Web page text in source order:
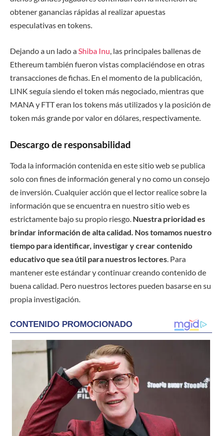
obtener ganancias rápidas al realizar apuestas
especulativas en tokens.
Dejando a un lado a Shiba Inu , las principales ballenas de
Ethereum también fueron vistas complaciéndose en otras
transacciones de fichas. En el momento de la publicación,
LINK seguía siendo el token más negociado, mientras que
MANA y FTT eran los tokens más utilizados y la posición de
token más grande por valor en dólares, respectivamente.
Descargo de responsabilidad
Toda la información contenida en este sitio web se publica
solo con fines de información general y no como un consejo
de inversión. Cualquier acción que el lector realice sobre la
información que se encuentra en nuestro sitio web es
estrictamente bajo su propio riesgo. Nuestra prioridad es
brindar información de alta calidad. Nos tomamos nuestro
tiempo para identificar, investigar y crear contenido
educativo que sea útil para nuestros lectores. Para
mantener este estándar y continuar creando contenido de
buena calidad. Pero nuestros lectores pueden basarse en su
propia investigación.